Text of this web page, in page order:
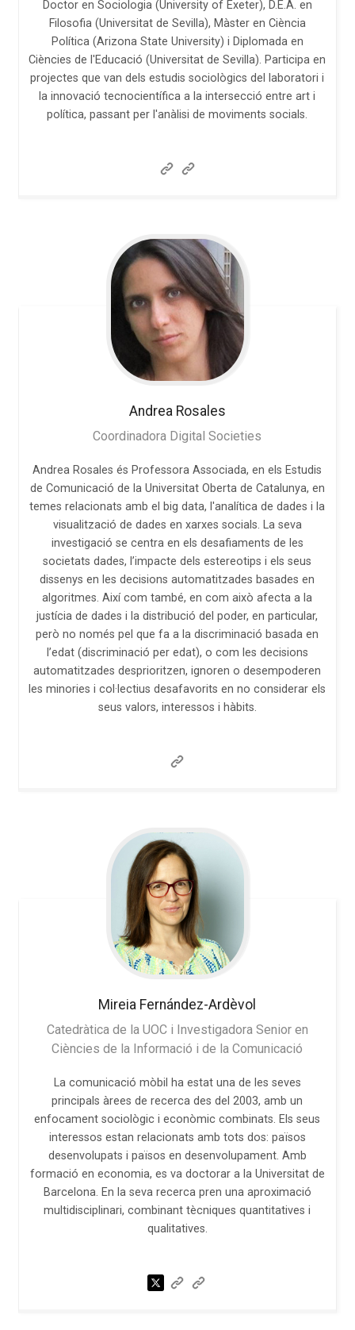
Doctor en Sociologia (University of Exeter), D.E.A. en
Filosofia (Universitat de Sevilla), Màster en Ciència
Política (Arizona State University) i Diplomada en
Ciències de l'Educació (Universitat de Sevilla). Participa en
projectes que van dels estudis sociològics del laboratori i
la innovació tecnocientífica a la intersecció entre art i
política, passant per l'anàlisi de moviments socials.
Andrea Rosales
Coordinadora Digital Societies
Andrea Rosales és Professora Associada, en els Estudis
de Comunicació de la Universitat Oberta de Catalunya, en
temes relacionats amb el big data, l'analítica de dades i la
visualització de dades en xarxes socials. La seva
investigació se centra en els desafiaments de les
societats dades, l’impacte dels estereotips i els seus
dissenys en les decisions automatitzades basades en
algoritmes. Així com també, en com això afecta a la
justícia de dades i la distribució del poder, en particular,
però no només pel que fa a la discriminació basada en
l’edat (discriminació per edat), o com les decisions
automatitzades desprioritzen, ignoren o desempoderen
les minories i col·lectius desafavorits en no considerar els
seus valors, interessos i hàbits.
Mireia Fernández-Ardèvol
Catedràtica de la UOC i Investigadora Senior en
Ciències de la Informació i de la Comunicació
La comunicació mòbil ha estat una de les seves
principals àrees de recerca des del 2003, amb un
enfocament sociològic i econòmic combinats. Els seus
interessos estan relacionats amb tots dos: països
desenvolupats i països en desenvolupament. Amb
formació en economia, es va doctorar a la Universitat de
Barcelona. En la seva recerca pren una aproximació
multidisciplinari, combinant tècniques quantitatives i
qualitatives.